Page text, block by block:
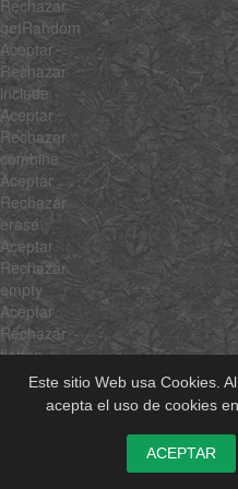
Este sitio Web usa Cookies.
acepta el uso de cookies
ACEPTAR
Rechazar
getRandom
Aceptar
Rechazar
include
Aceptar
Rechazar
combine
Aceptar
Rechazar
erase
Aceptar
Rechazar
empty
Aceptar
Rechazar
flatten
Aceptar
Rechazar